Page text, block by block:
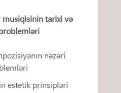
musiqisinin tarixi və
nəzəri
estetik prinsipləri